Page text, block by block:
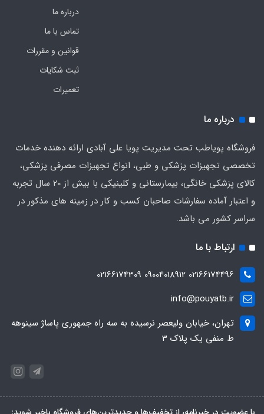
درباره ما
تماس با ما
قوانین و مقررات
ثبت شکایات
تعمیرات
درباره ما
فروشگاه پویاطب تحت مدیریت پویا علی آبادی ارائه دهنده خدمات
تخصصی تجهیزات پزشکی و طبی، انواع تجهیزات مصرفی پزشکی،
کالای پزشکی خانگی، بیمارستانی و کلینیکی با بیش از 20 سال تجربه
و اعتبار آماده سفارشات صاحبان کسب و کار در زمینه های مذکور در
سراسر کشور می باشد.
ارتباط با ما
02166174496 09004018912 02166174309
info@pouyatb.ir
تهران، خیابان ولیعصر نرسیده به سه راه جمهوری پاساژ سینوهه
ط منفی یک پلاک 3